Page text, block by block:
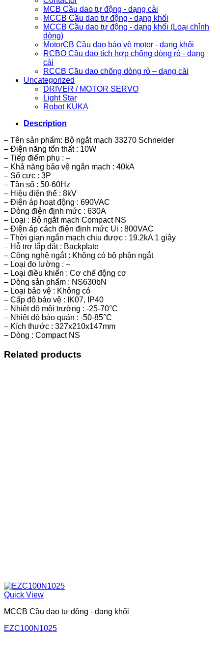
MCB Cầu dao tự động - dạng cài
MCCB Cầu dao tự động - dạng khối
MCCB Cầu dao tự động - dạng khối (Loại chỉnh
dòng)
MotorCB Cầu dao bảo vệ motor - dạng khối
RCBO Cầu dao tích hợp chống dòng rò - dạng
cài
RCCB Cầu dao chống dòng rò – dạng cài
Uncategorized
DRIVER / MOTOR SERVO
Light Star
Robot KUKA
Description
– Tên sản phẩm: Bộ ngắt mạch 33270 Schneider
– Điện năng tổn thất : 10W
– Tiếp điểm phụ : –
– Khả năng bảo vệ ngắn mạch : 40kA
– Số cực : 3P
– Tần số : 50-60Hz
– Hiệu điện thế : 8kV
– Điện áp hoạt động : 690VAC
– Dòng điện định mức : 630A
– Loại : Bộ ngắt mạch Compact NS
– Điện áp cách điện định mức Ui : 800VAC
– Thời gian ngắn mạch chịu được : 19.2kA 1 giây
– Hỗ trợ lắp đặt : Backplate
– Công nghệ ngắt : Không có bộ phận ngắt
– Loại đo lường : –
– Loại điều khiển : Cơ chế động cơ
– Dòng sản phẩm : NS630bN
– Loại bảo vệ : Không có
– Cấp độ bảo vệ : IK07, IP40
– Nhiệt độ môi trường : -25-70°C
– Nhiệt độ bảo quản : -50-85°C
– Kích thước : 327x210x147mm
– Dòng : Compact NS
Related products
Quick View
MCCB Cầu dao tự động - dạng khối
EZC100N1025